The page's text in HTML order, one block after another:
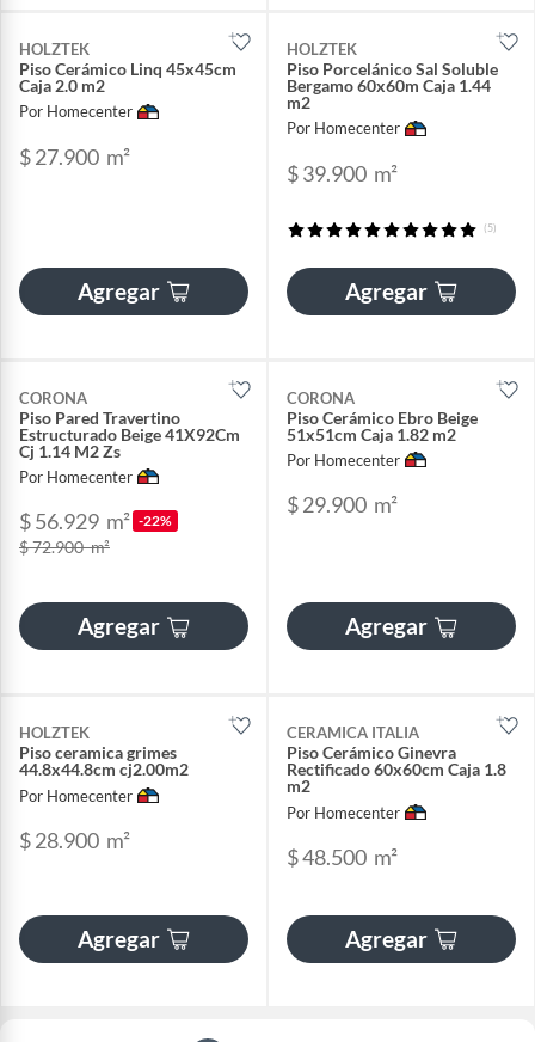
HOLZTEK
Piso Cerámico Linq 45x45cm
Caja 2.0 m2
Por Homecenter
$ 27.900 m²
Agregar
HOLZTEK
Piso Porcelánico Sal Soluble
Bergamo 60x60m Caja 1.44
m2
Por Homecenter
$ 39.900 m²
(5)
Agregar
CORONA
Piso Pared Travertino
Estructurado Beige 41X92Cm
Cj 1.14 M2 Zs
Por Homecenter
$ 56.929 m² -22%
$ 72.900m²
Agregar
CORONA
Piso Cerámico Ebro Beige
51x51cm Caja 1.82 m2
Por Homecenter
$ 29.900 m²
Agregar
HOLZTEK
Piso ceramica grimes
44.8x44.8cm cj2.00m2
Por Homecenter
$ 28.900 m²
Agregar
CERAMICA ITALIA
Piso Cerámico Ginevra
Rectificado 60x60cm Caja 1.8
m2
Por Homecenter
$ 48.500 m²
Agregar